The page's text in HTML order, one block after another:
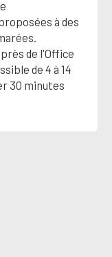
à des
de l'Office
de 4 à 14
30 minutes